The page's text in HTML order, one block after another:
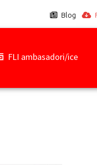
Blog
FLI ambasadori/ice